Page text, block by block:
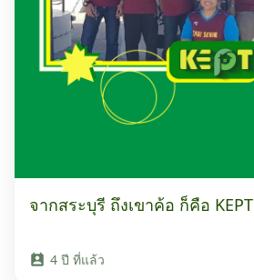
จากสระบุรี ถึงเขาค้อ ก็คือ KEPT
perm_contact_calendar 4 ปี ที่แล้ว